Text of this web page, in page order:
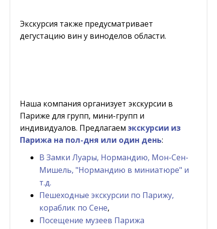
Экскурсия также предусматривает
дегустацию вин у виноделов области.
Наша компания организует экскурсии в
Париже для групп, мини-групп и
индивидуалов. Предлагаем экскурсии из
Парижа на пол-дня или один день:
В Замки Луары, Нормандию, Мон-Сен-
Мишель, "Нормандию в миниатюре" и
т.д.
Пешеходные экскурсии по Парижу,
кораблик по Сене,
Посещение музеев Парижа